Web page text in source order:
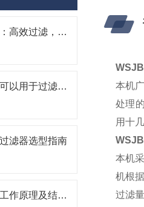
聚丙烯板框过滤器：高效过滤，守护纯净
聚丙烯板框过滤器可以用于过滤哪些性质的物质？
滤器选型指南
不锈钢多层过滤器工作原理及结构特点你知道么
本机
处理
用十
本机
机根
过滤